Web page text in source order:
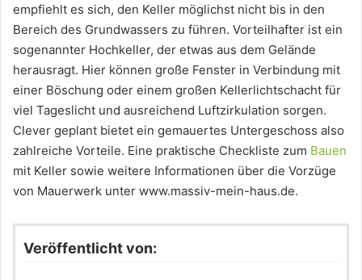
empfiehlt es sich, den Keller möglichst nicht bis in den
Bereich des Grundwassers zu führen. Vorteilhafter ist ein
sogenannter Hochkeller, der etwas aus dem Gelände
herausragt. Hier können große Fenster in Verbindung mit
einer Böschung oder einem großen Kellerlichtschacht für
viel Tageslicht und ausreichend Luftzirkulation sorgen.
Clever geplant bietet ein gemauertes Untergeschoss also
zahlreiche Vorteile. Eine praktische Checkliste zum Bauen
mit Keller sowie weitere Informationen über die Vorzüge
von Mauerwerk unter www.massiv-mein-haus.de.
Veröffentlicht von: